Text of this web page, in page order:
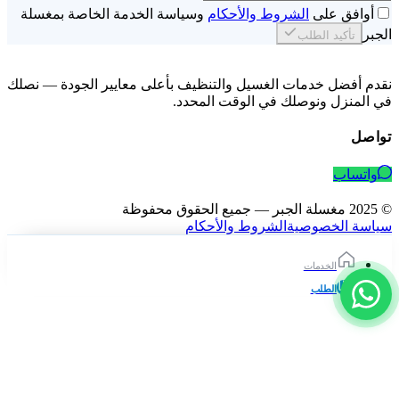
أوافق على الشروط والأحكام وسياسة الخدمة الخاصة بمغسلة
الجبر
تأكيد الطلب
نقدم أفضل خدمات الغسيل والتنظيف بأعلى معايير الجودة — نصلك
في المنزل ونوصلك في الوقت المحدد.
تواصل
واتساب
© 2025 مغسلة الجبر — جميع الحقوق محفوظة
سياسة الخصوصية الشروط والأحكام
الخدمات
الطلب